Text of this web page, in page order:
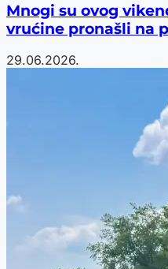
Mnogi su ovog
vrućine pronašli na
29.06.2026.